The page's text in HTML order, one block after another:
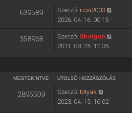
639589 Szerző: ricsi2003
2026. 04. 16. 00:15
358968 Szerző: Shotgun
2011. 08. 25. 12:35
MEGTEKINTVE UTOLSÓ HOZZÁSZÓLÁS
2895509 Szerző: totyak
2023. 04. 15. 16:02